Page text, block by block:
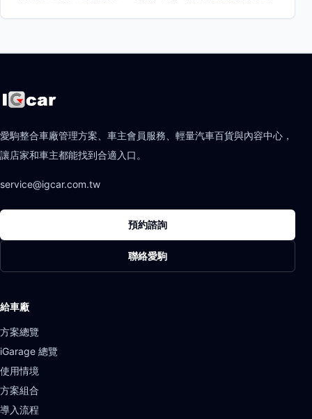
愛駒整合車廠管理方案、車主會員服務、輕量汽車百貨與內容中心，
讓店家和車主都能找到合適入口。
service@igcar.com.tw
預約諮詢
聯絡愛駒
給車廠
方案總覽
iGarage 總覽
使用情境
方案組合
導入流程